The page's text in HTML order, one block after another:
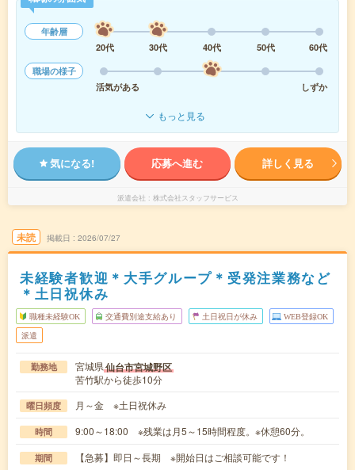
年齢層
20代
30代 40代 50代
60代
職場の様子
活気がある
しずか
もっと見る
気になる! 応募へ進む 詳しく見る
派遣会社 株式会社スタッフサービス
未読 掲載日 2026/07/27
未経験者歓迎＊大手グループ＊受発注業務など
＊土日祝休み
職種未経験OK 交通費別途支給あり 土日祝日が休み WEB登録OK
派遣
勤務地 宮城県仙台市宮城野区
苦竹駅から徒歩10分
曜日頻度 月～金 ※土日祝休み
時間 9:00～18:00 ※残業は月5～15時間程度。※休憩60分。
期間 【急募】即日～長期 ※開始日はご相談可能です！